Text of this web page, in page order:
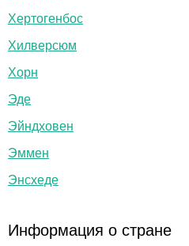
Хертогенбос
Хилверсюм
Хорн
Эде
Эйндховен
Эммен
Энсхеде
Информация о стране